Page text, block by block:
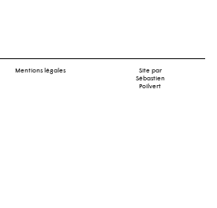
Mentions légales
Site par
Sébastien
Poilvert